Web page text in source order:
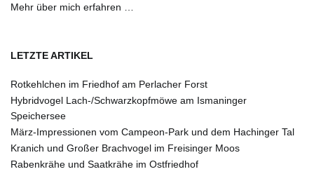
Mehr über mich erfahren …
LETZTE ARTIKEL
Rotkehlchen im Friedhof am Perlacher Forst
Hybridvogel Lach-/Schwarzkopfmöwe am Ismaninger
Speichersee
März-Impressionen vom Campeon-Park und dem Hachinger Tal
Kranich und Großer Brachvogel im Freisinger Moos
Rabenkrähe und Saatkrähe im Ostfriedhof